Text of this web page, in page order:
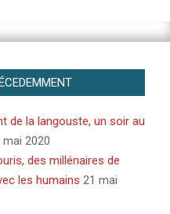
de la langouste, un soir au
mai 2020
des millénaires de
les humains 21 mai